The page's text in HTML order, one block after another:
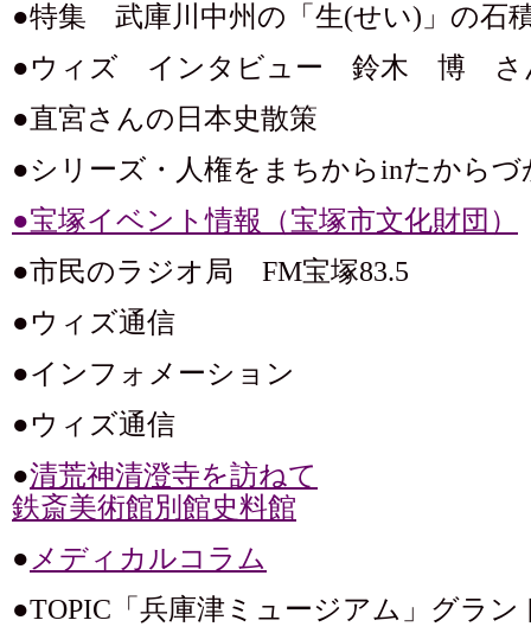
●特集 武庫川中州の「生(せい)」の石
●ウィズ インタビュー 鈴木 博 さ
●直宮さんの日本史散策
●シリーズ・人権をまちからinたからづ
●宝塚イベント情報（宝塚市文化財団）
●市民のラジオ局 FM宝塚83.5
●ウィズ通信
●インフォメーション
●ウィズ通信
●清荒神清澄寺を訪ねて
鉄斎美術館別館史料館
● メディカルコラム
●TOPIC「兵庫津ミュージアム」グラン